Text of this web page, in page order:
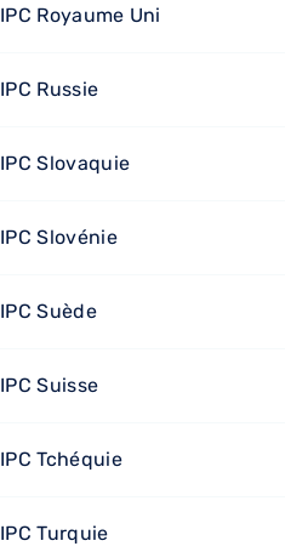
IPC Royaume Uni
IPC Russie
IPC Slovaquie
IPC Slovénie
IPC Suède
IPC Suisse
IPC Tchéquie
IPC Turquie